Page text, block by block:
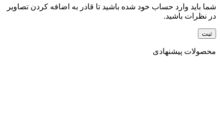
شما باید وارد حساب خود شده باشید تا قادر به اضافه کردن تصاویر
در نظرات باشید.
محصولات پیشنهادی